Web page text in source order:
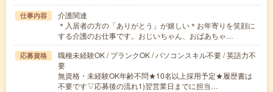
仕事内容
介護関連
＊入居者の方の「ありがとう」が嬉しい＊お年寄りを笑顔に
する介護のお仕事です。おじいちゃん、おばあちゃ…
応募資格
職種未経験OK / ブランクOK / パソコンスキル不要 / 英語力不
要
無資格・未経験OK年齢不問★10名以上採用予定★履歴書は
不要です▽応募後の流れ1)翌営業日までに担当…